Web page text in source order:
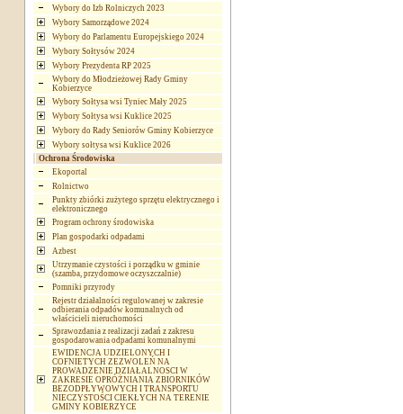
Wybory do Izb Rolniczych 2023
Wybory Samorządowe 2024
Wybory do Parlamentu Europejskiego 2024
Wybory Sołtysów 2024
Wybory Prezydenta RP 2025
Wybory do Młodzieżowej Rady Gminy
Kobierzyce
Wybory Sołtysa wsi Tyniec Mały 2025
Wybory Sołtysa wsi Kuklice 2025
Wybory do Rady Seniorów Gminy Kobierzyce
Wybory sołtysa wsi Kuklice 2026
Ochrona Środowiska
Ekoportal
Rolnictwo
Punkty zbiórki zużytego sprzętu elektrycznego i
elektronicznego
Program ochrony środowiska
Plan gospodarki odpadami
Azbest
Utrzymanie czystości i porządku w gminie
(szamba, przydomowe oczyszczalnie)
Pomniki przyrody
Rejestr działalności regulowanej w zakresie
odbierania odpadów komunalnych od
właścicieli nieruchomości
Sprawozdania z realizacji zadań z zakresu
gospodarowania odpadami komunalnymi
EWIDENCJA UDZIELONYCH I
COFNIETYCH ZEZWOLEŃ NA
PROWADZENIE DZIAŁALNOSCI W
ZAKRESIE OPRÓŻNIANIA ZBIORNIKÓW
BEZODPŁYWOWYCH I TRANSPORTU
NIECZYSTOŚCI CIEKŁYCH NA TERENIE
GMINY KOBIERZYCE